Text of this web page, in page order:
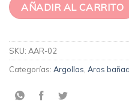
AÑADIR AL CARRITO
SKU: AAR-02
Categorías: Argollas Aros